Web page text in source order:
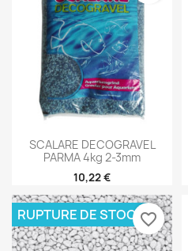
SCALARE DECOGRAVEL
PARMA 4kg 2-3mm
10,22 €
RUPTURE DE STOCKfavorite_border